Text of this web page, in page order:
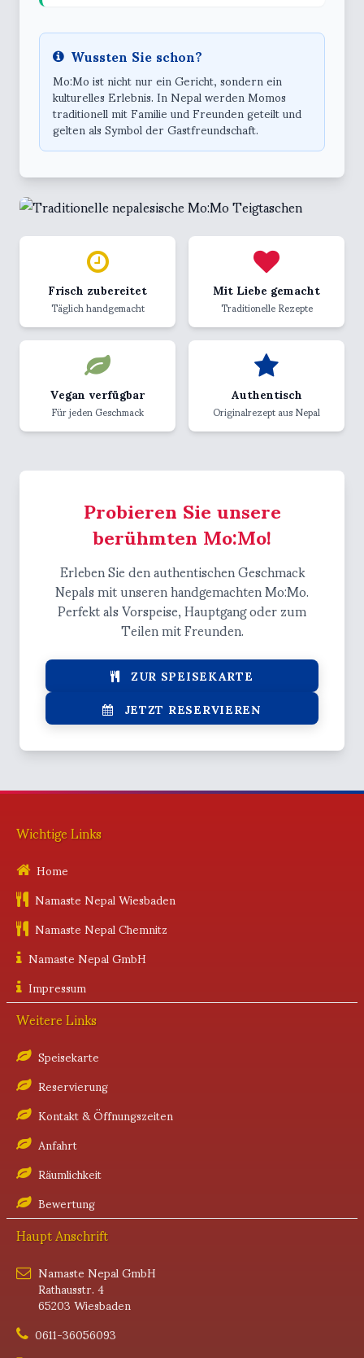
Wussten Sie schon?
Mo:Mo ist nicht nur ein Gericht, sondern ein
kulturelles Erlebnis. In Nepal werden Momos
traditionell mit Familie und Freunden geteilt und
gelten als Symbol der Gastfreundschaft.
Frisch zubereitet
Täglich handgemacht
Mit Liebe gemacht
Traditionelle Rezepte
Vegan verfügbar
Für jeden Geschmack
Authentisch
Originalrezept aus Nepal
Probieren Sie unsere
berühmten Mo:Mo!
Erleben Sie den authentischen Geschmack
Nepals mit unseren handgemachten Mo:Mo.
Perfekt als Vorspeise, Hauptgang oder zum
Teilen mit Freunden.
ZUR SPEISEKARTE
JETZT RESERVIEREN
Wichtige Links
Home
Namaste Nepal Wiesbaden
Namaste Nepal Chemnitz
Namaste Nepal GmbH
Impressum
Weitere Links
Speisekarte
Reservierung
Kontakt & Öffnungszeiten
Anfahrt
Räumlichkeit
Bewertung
Haupt Anschrift
Namaste Nepal GmbH
Rathausstr. 4
65203 Wiesbaden
0611-36056093